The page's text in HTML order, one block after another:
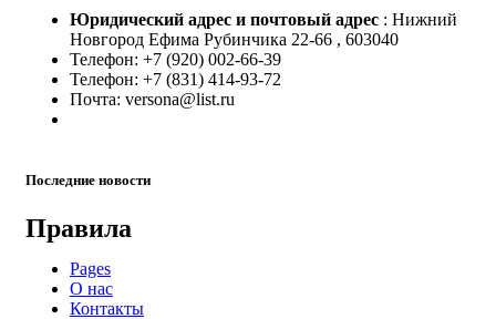
Юридический адрес и почтовый адрес : Нижний
Новгород Ефима Рубинчика 22-66 , 603040
Телефон: +7 (920) 002-66-39
Телефон: +7 (831) 414-93-72
Почта: versona@list.ru
Последние новости
Правила
Pages
О нас
Контакты